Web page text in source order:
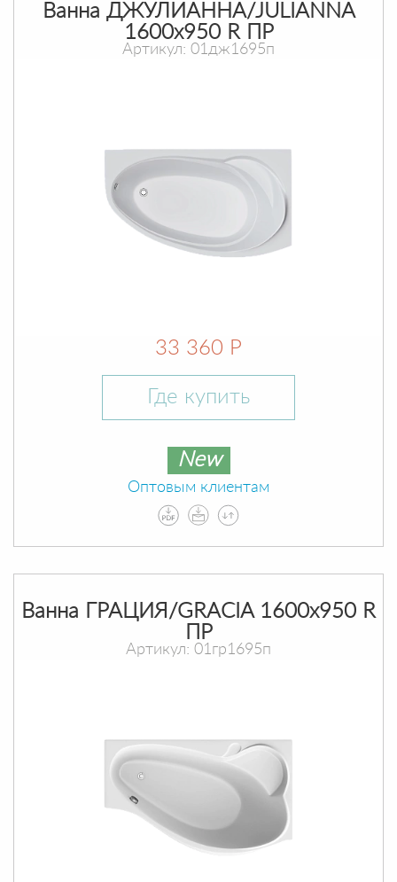
Ванна ДЖУЛИАННА/JULIANNA
1600х950 R ПР
Артикул: 01дж1695п
33 360 Р
Где купить
New
Оптовым клиентам
Ванна ГРАЦИЯ/GRACIA 1600х950 R
ПР
Артикул: 01гр1695п